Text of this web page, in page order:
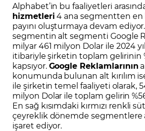
Alphabet’in bu faaliyetleri
hizmetleri4 ana segmentten
payını oluşturmaya devam
segmentin alt segmenti Google
milyar 461 milyon Dolar ile 2024
itibariyle şirketin toplam gelirinin
kapsıyor.Google Reklamlarının
konumunda bulunan alt kırılım
ile şirketin temel faaliyeti olarak,
milyon Dolar ile toplam gelirin
En sağ kısımdaki kırmızı renkli
çeyreklik dönemde segmentlere
işaret ediyor.